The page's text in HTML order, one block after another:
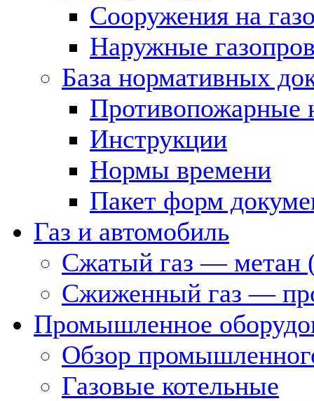
Сооружения на
Наружные
База нормативных
Противопожарные
Инструкции
Нормы времени
Пакет форм
Газ и автомобиль
Сжатый газ — метан
Сжиженный газ —
Промышленное
Обзор
Газовые котельные